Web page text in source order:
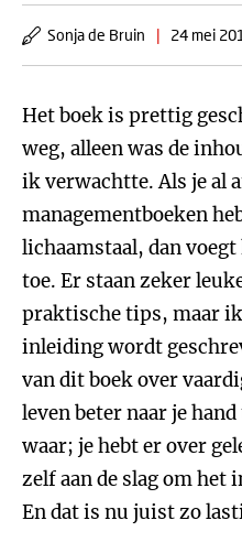
Sonja de Bruin | 24 mei
Het boek is prettig
weg, alleen was de
ik verwachtte. Als je al
managementboeken
lichaamstaal, dan
toe. Er staan zeker
praktische tips, maar
inleiding wordt
van dit boek over
leven beter naar je
waar; je hebt er over
zelf aan de slag om het
En dat is nu juist zo